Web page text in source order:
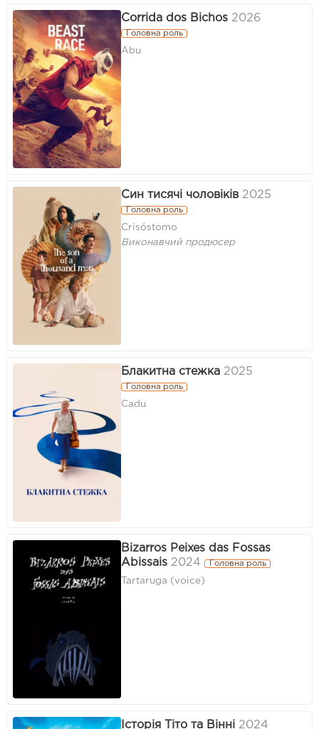
Corrida dos Bichos 2026
Головна роль
Abu
Син тисячі чоловіків 2025
Головна роль
Crisóstomo
Виконавчий продюсер
Блакитна стежка 2025
Головна роль
Cadu
Bizarros Peixes das Fossas
Abissais 2024 Головна роль
Tartaruga (voice)
Історія Тіто та Вінні 2024